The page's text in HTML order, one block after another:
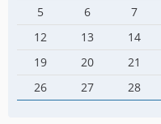
5
6 7
12
13 14
19
20 21
26
27 28